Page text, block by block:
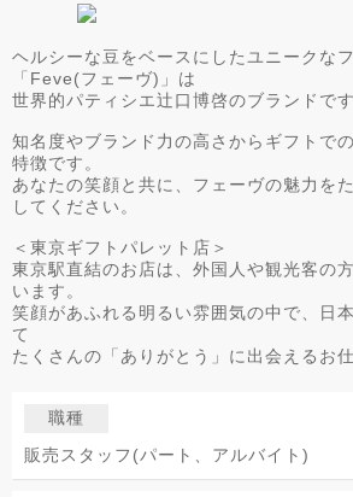
ヘルシーな豆をベースにしたユニークな
「Feve(フェーヴ)」は
世界的パティシエ辻口博啓のブランドです
知名度やブランド力の高さからギフトで
特徴です。
あなたの笑顔と共に、フェーヴの魅力を
してください。
＜東京ギフトパレット店＞
東京駅直結のお店は、外国人や観光客の
います。
笑顔があふれる明るい雰囲気の中で、日
て
たくさんの「ありがとう」に出会えるお仕
職種
販売スタッフ(パート、アルバイト)